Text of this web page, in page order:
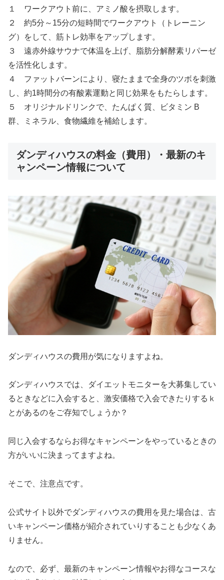
１ ワークアウト前に、アミノ酸を摂取します。
２ 約5分～15分の短時間でワークアウト（トレーニン
グ）をして、筋トレ効率をアップします。
３ 遠赤外線サウナで体温を上げ、脂肪分解酵素リパーゼ
を活性化します。
４ ファットバーンにより、寝たままで全身のツボを刺激
し、約1時間分の有酸素運動と同じ効果をもたらします。
５ オリジナルドリンクで、たんぱく質、ビタミン B
群、ミネラル、食物繊維を補給します。
ダンディハウスの料金（費用）・最新のキ
ャンペーン情報について
ダンディハウスの費用が気になりますよね。
ダンディハウスでは、ダイエットモニターを大募集してい
るときなどに入会すると、激安価格で入会できたりするｋ
とがあるのをご存知でしょうか？
同じ入会するならお得なキャンペーンをやっているときの
方がいいに決まってますよね。
そこで、注意点です。
公式サイト以外でダンディハウスの費用を見た場合は、古
いキャンペーン価格が紹介されていりすることも少なくあ
りません。
なので、必ず、最新のキャンペーン情報やお得なコースな